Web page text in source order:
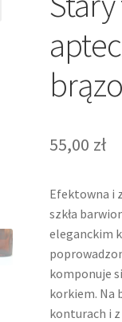
55,00 zł
Efektowna i
szkła
eleganckim
komponuje
korkiem. Na
konturach i